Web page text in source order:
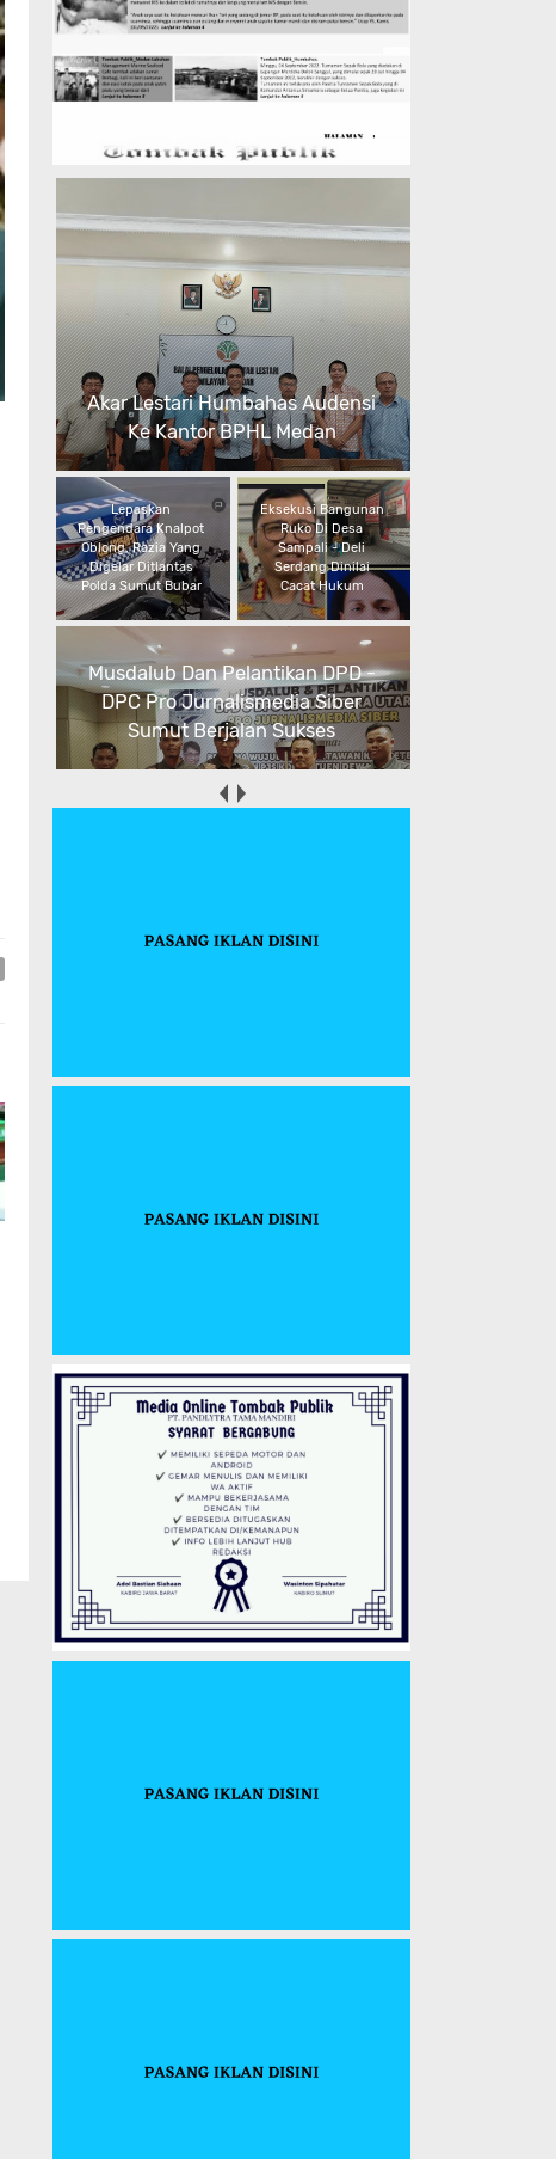
Akar Lestari Humbahas Audensi
Ke Kantor BPHL Medan
Lepaskan
Pengendara Knalpot
Oblong, Razia Yang
Digelar Ditlantas
Polda Sumut Bubar
Eksekusi Bangunan
Ruko Di Desa
Sampali - Deli
Serdang Dinilai
Cacat Hukum
Musdalub Dan Pelantikan DPD -
DPC Pro Jurnalismedia Siber
Sumut Berjalan Sukses